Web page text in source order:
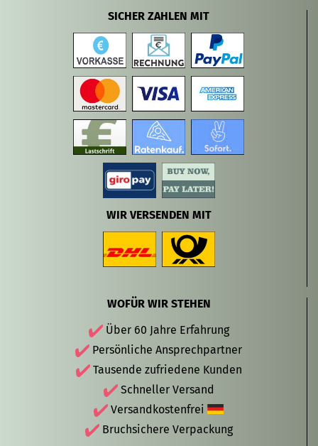
SICHER ZAHLEN MIT
WIR VERSENDEN MIT
WOFÜR WIR STEHEN
Über 60 Jahre Erfahrung
Persönliche Ansprechpartner
Tausende zufriedene Kunden
Schneller Versand
Versandkostenfrei
Bruchsichere Verpackung